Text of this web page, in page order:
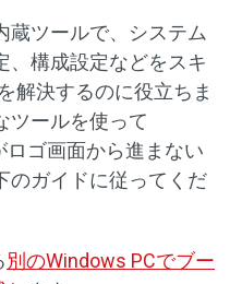
蔵ツールで、システム
、構成設定などをスキ
解決するのに役立ちま
ツールを使って
ロゴ画面から進まない
のガイドに従ってくだ
別のWindows PCでブー